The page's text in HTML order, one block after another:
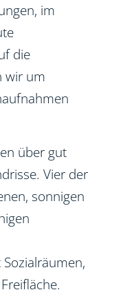
im
die
wir um
über gut
Vier der
sonnigen